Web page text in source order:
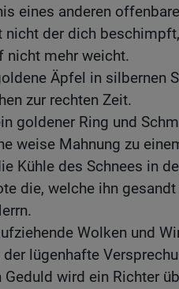
eines anderen
nicht der dich
nicht mehr weicht.
Äpfel in silbernen
zur rechten Zeit.
goldener Ring und
weise Mahnung zu
Kühle des Schnees in
die, welche ihn
Wolken und
der lügenhafte
Geduld wird ein Richter